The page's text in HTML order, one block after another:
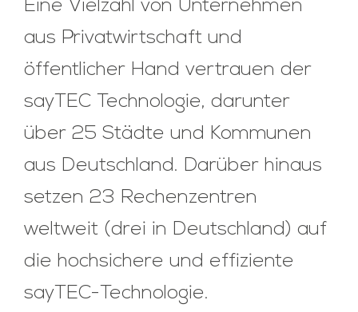
Eine Vielzahl von Unternehmen
aus Privatwirtschaft und
öffentlicher Hand vertrauen der
sayTEC Technologie, darunter
über 25 Städte und Kommunen
aus Deutschland. Darüber hinaus
setzen 23 Rechenzentren
weltweit (drei in Deutschland) auf
die hochsichere und effiziente
sayTEC-Technologie.